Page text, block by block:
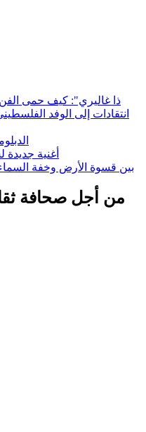
"ذا غاليري": كيف حمى
انتقادات إلى الوفد
أغنية
بين قسوة الأرض وخفة
من أجل صحافة